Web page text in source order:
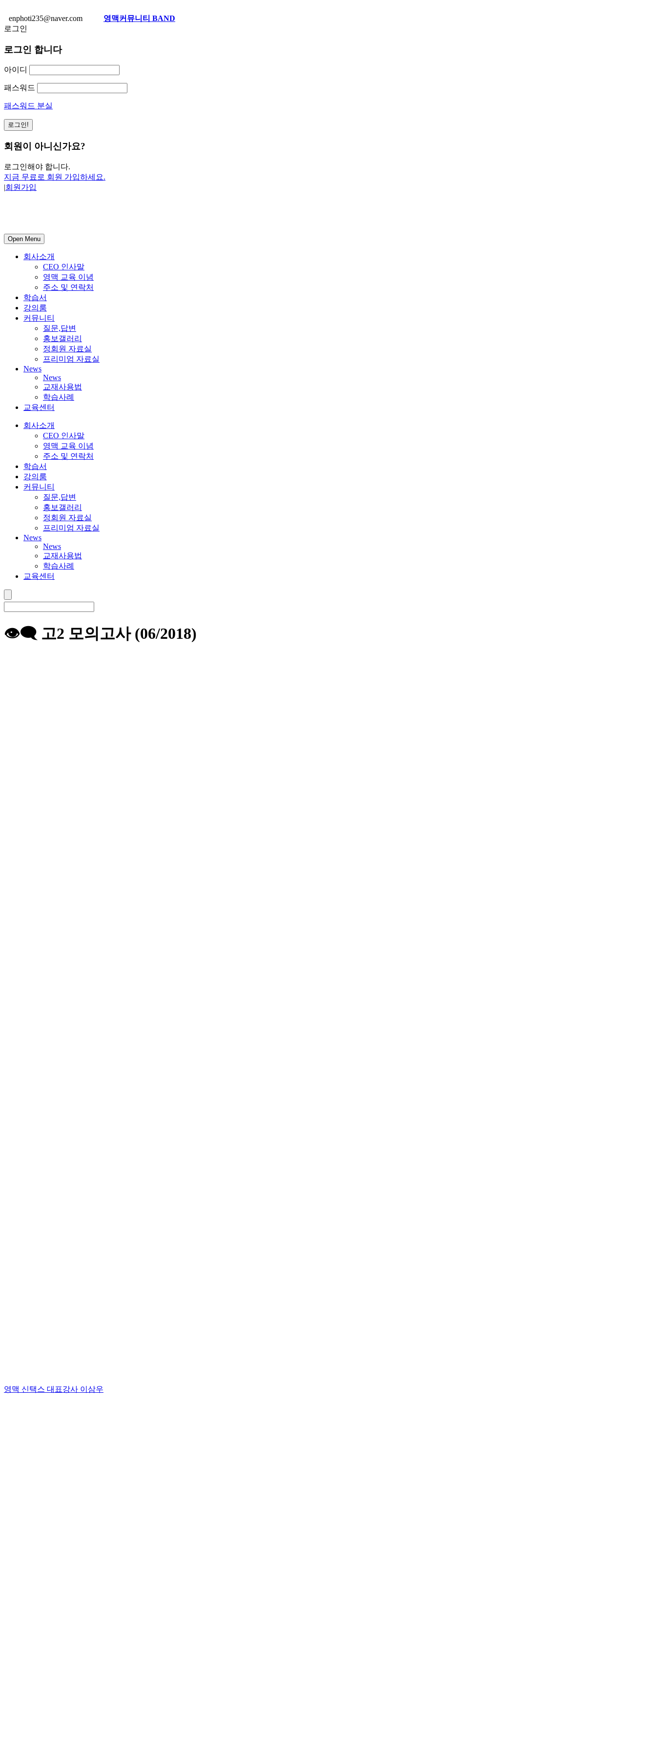
enphoti235@naver.com
영맥커뮤니티 BAND
로그인
로그인 합니다
아이디
패스워드
패스워드 분실
회원이 아니신가요?
로그인해야 합니다.
지금 무료로 회원 가입하세요.
|회원가입
Open Menu
회사소개
CEO 인사말
영맥 교육 이념
주소 및 연락처
학습서
강의룸
커뮤니티
질문,답변
홍보갤러리
정회원 자료실
프리미엄 자료실
News
News
교재사용법
학습사례
교육센터
회사소개
CEO 인사말
영맥 교육 이념
주소 및 연락처
학습서
강의룸
커뮤니티
질문,답변
홍보갤러리
정회원 자료실
프리미엄 자료실
News
News
교재사용법
학습사례
교육센터
👁‍🗨 고2 모의고사 (06/2018)
영맥 신택스 대표강사 이삼우